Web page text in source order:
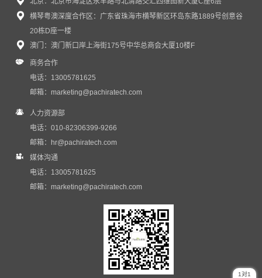
1对1
横琴粤澳深度合作区：广东省珠海市横琴新区环岛东路1889号创意谷
20栋D座一楼
澳门：澳门新口岸上海街175号中华总商会大厦10楼F
商务合作
电话：13005781625
邮箱：marketing@pachiratech.com
人力资源部
电话：010-82306399-9266
邮箱：
hr@pachiratech.com
媒体沟通
电话：13005781625
邮箱：marketing@pachiratech.com